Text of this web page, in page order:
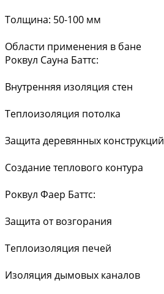
Толщина: 50-100 мм
Области применения в бане
Роквул Сауна Баттс:
Внутренняя изоляция стен
Теплоизоляция потолка
Защита деревянных конструкций
Создание теплового контура
Роквул Фаер Баттс:
Защита от возгорания
Теплоизоляция печей
Изоляция дымовых каналов